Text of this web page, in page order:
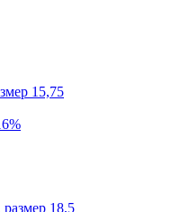
15,75
18,5